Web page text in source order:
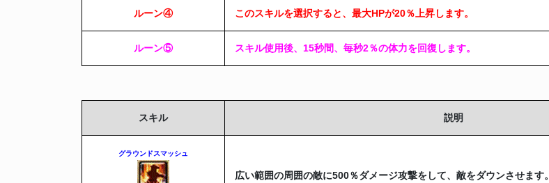
ルーン④ このスキルを選択すると、最大HPが20％上昇します。
ルーン⑤ スキル使用後、15秒間、毎秒2％の体力を回復します。
スキル 説明
グラウンドスマッシュ
広い範囲の周囲の敵に500％ダメージ攻撃をして、敵をダウンさせます。